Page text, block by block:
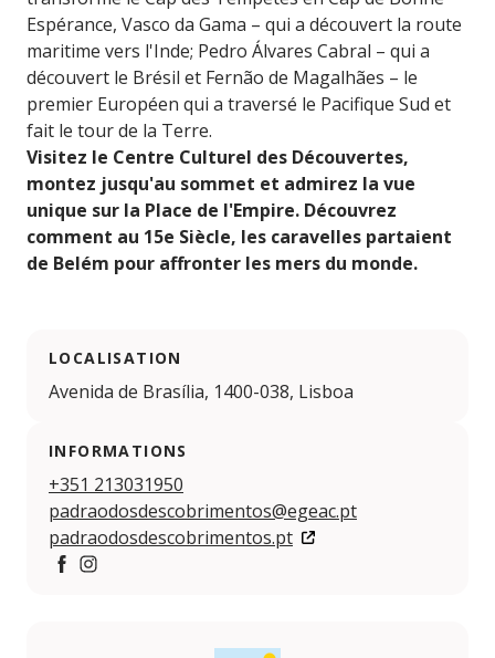
Espérance, Vasco da Gama – qui a découvert la route
maritime vers l'Inde; Pedro Álvares Cabral – qui a
découvert le Brésil et Fernão de Magalhães – le
premier Européen qui a traversé le Pacifique Sud et
fait le tour de la Terre.
Visitez le Centre Culturel des Découvertes,
montez jusqu'au sommet et admirez la vue
unique sur la Place de l'Empire. Découvrez
comment au 15e Siècle, les caravelles partaient
de Belém pour affronter les mers du monde.
LOCALISATION
Avenida de Brasília, 1400-038, Lisboa
INFORMATIONS
+351 213031950
padraodosdescobrimentos@egeac.pt
padraodosdescobrimentos.pt